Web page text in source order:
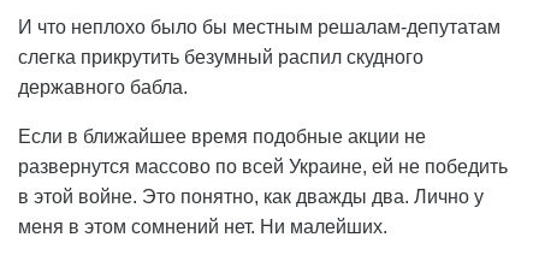
И что неплохо было бы местным решалам-депутатам
слегка прикрутить безумный распил скудного
державного бабла.
Если в ближайшее время подобные акции не
развернутся массово по всей Украине, ей не победить
в этой войне. Это понятно, как дважды два. Лично у
меня в этом сомнений нет. Ни малейших.